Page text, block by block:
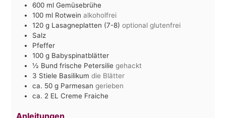
600 ml Gemüsebrühe
100 ml Rotwein alkoholfrei
120 g Lasagneplatten (7-8) optional glutenfrei
Salz
Pfeffer
100 g Babyspinatblätter
½ Bund frische Petersilie gehackt
3 Stiele Basilikum die Blätter
ca. 50 g Parmesan gerieben
ca. 2 EL Creme Fraiche
Anleitungen